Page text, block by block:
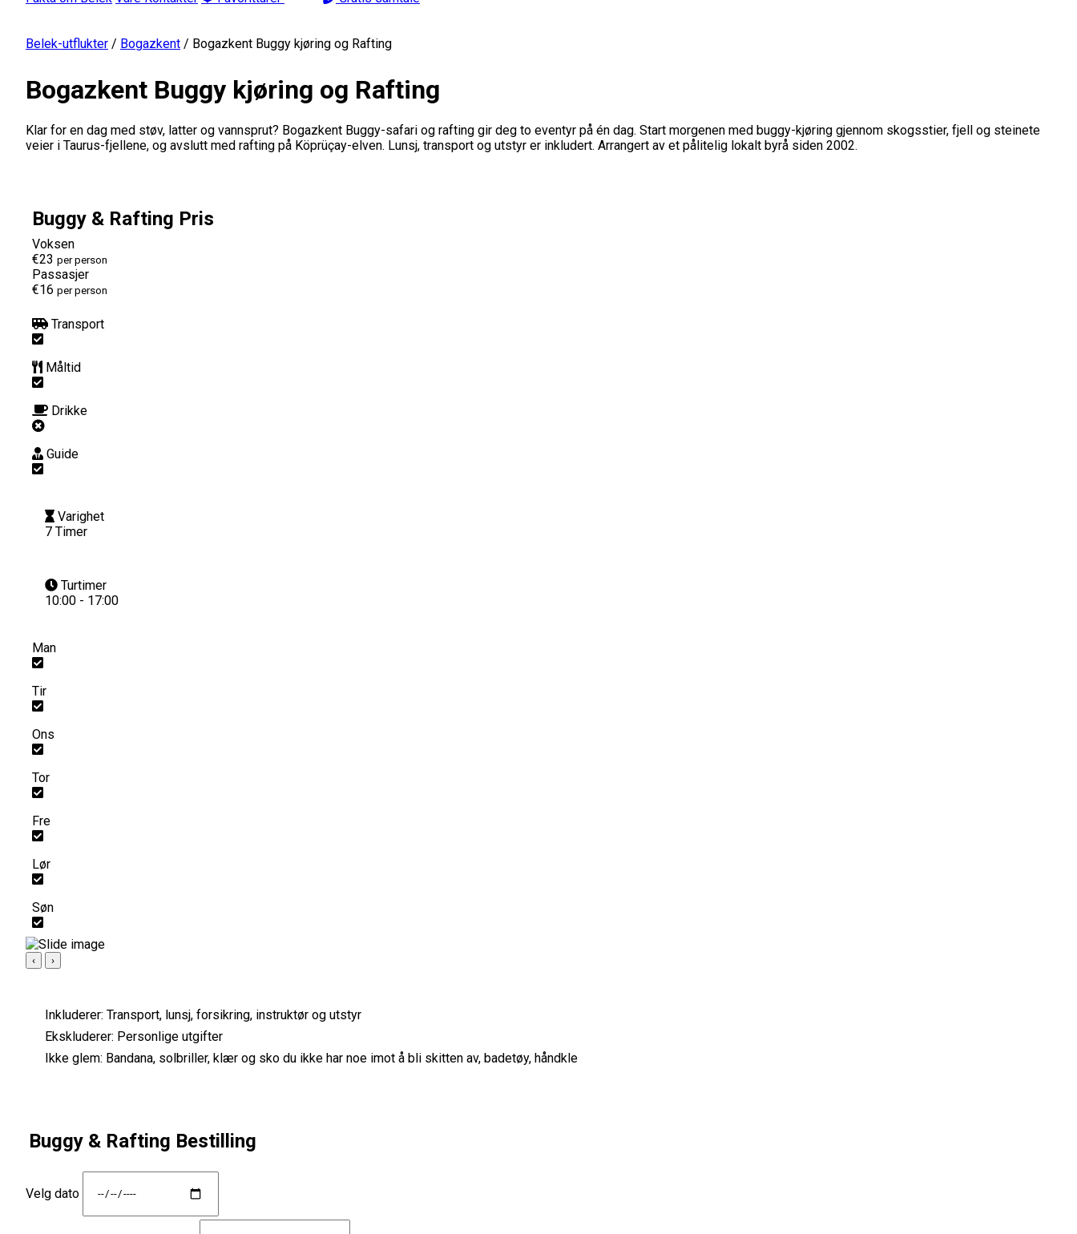
Belek-utflukter / Bogazkent / Bogazkent Buggy kjøring og Rafting
Bogazkent Buggy kjøring og Rafting
Klar for en dag med støv, latter og vannsprut? Bogazkent Buggy-safari og rafting gir deg to eventyr på én dag. Start morgenen med buggy-kjøring gjennom skogsstier, fjell og steinete
veier i Taurus-fjellene, og avslutt med rafting på Köprüçay-elven. Lunsj, transport og utstyr er inkludert. Arrangert av et pålitelig lokalt byrå siden 2002.
Buggy & Rafting Pris
Voksen
€23 per person
Passasjer
€16 per person
Transport
Måltid
Drikke
Guide
Varighet
7 Timer
Turtimer
10:00 - 17:00
Man
Tir
Ons
Tor
Fre
Lør
Søn
‹ ›
Inkluderer: Transport, lunsj, forsikring, instruktør og utstyr
Ekskluderer: Personlige utgifter
Ikke glem: Bandana, solbriller, klær og sko du ikke har noe imot å bli skitten av, badetøy, håndkle
Buggy & Rafting Bestilling
Velg dato